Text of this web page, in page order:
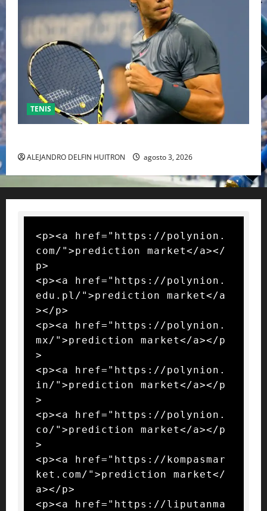
TENIS
ALEJANDRO DELFIN HUITRON agosto 3, 2026
<p><a href="https://polynion.
com/">prediction market</a></
p>
<p><a href="https://polynion.
edu.pl/">prediction market</a
></p>
<p><a href="https://polynion.
mx/">prediction market</a></p
>
<p><a href="https://polynion.
in/">prediction market</a></p
>
<p><a href="https://polynion.
co/">prediction market</a></p
>
<p><a href="https://kompasmar
ket.com/">prediction market</
a></p>
<p><a href="https://liputanma